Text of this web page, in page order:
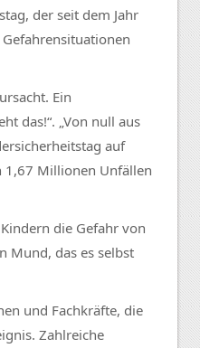
der seit dem Jahr
Ein
das!“. „Von null aus
auf
1,67 Millionen Unfällen
die Gefahr von
Mund, das es selbst
und Fachkräfte, die
Zahlreiche